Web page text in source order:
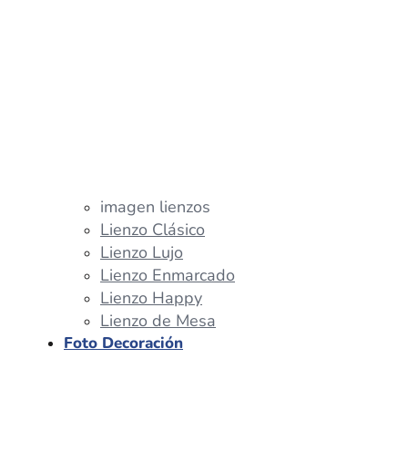
imagen lienzos
Lienzo Clásico
Lienzo Lujo
Lienzo Enmarcado
Lienzo Happy
Lienzo de Mesa
Foto Decoración